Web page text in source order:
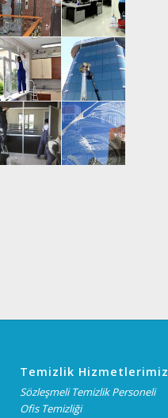
Temizlik Hizmetlerimiz
Sözleşmeli Temizlik Personeli
Ofis Temizliği